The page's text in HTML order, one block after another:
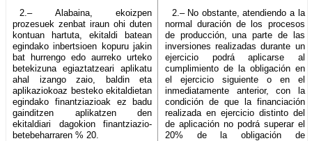
2.– Alabaina, ekoizpen
prozesuek zenbat iraun ohi duten
kontuan hartuta, ekitaldi batean
egindako inbertsioen kopuru jakin
bat hurrengo edo aurreko urteko
betekizuna egiaztatzeari aplikatu
ahal izango zaio, baldin eta
aplikaziokoaz besteko ekitaldietan
egindako finantziazioak ez badu
gainditzen aplikatzen den
ekitaldiari dagokion finantziazio-
betebeharraren % 20.
2.– No obstante, atendiendo a la
normal duración de los procesos
de producción, una parte de las
inversiones realizadas durante un
ejercicio podrá aplicarse al
cumplimiento de la obligación en
el ejercicio siguiente o en el
inmediatamente anterior, con la
condición de que la financiación
realizada en ejercicio distinto del
de aplicación no podrá superar el
20% de la obligación de